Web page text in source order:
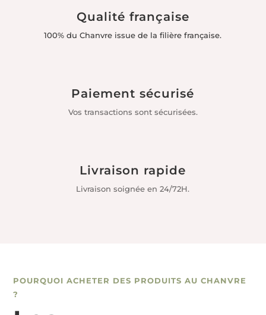
Qualité française
100% du Chanvre issue de la filière française.
Paiement sécurisé
Vos transactions sont sécurisées.
Livraison rapide
Livraison soignée en 24/72H.
POURQUOI ACHETER DES PRODUITS AU CHANVRE
?